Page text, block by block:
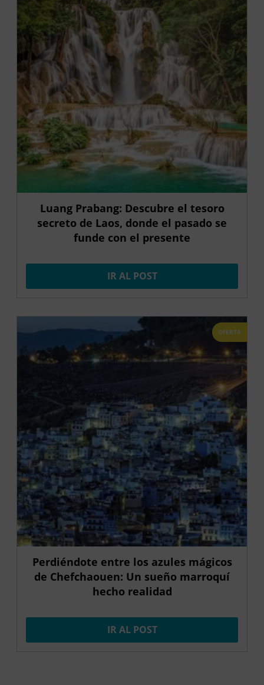
Luang Prabang: Descubre el tesoro
secreto de Laos, donde el pasado se
funde con el presente
IR AL POST
OFERTA
Perdiéndote entre los azules mágicos
de Chefchaouen: Un sueño marroquí
hecho realidad
IR AL POST